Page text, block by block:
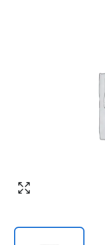
Согласен с
данных в